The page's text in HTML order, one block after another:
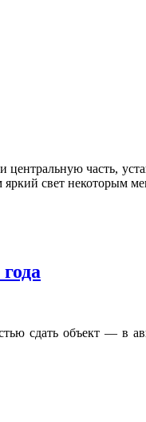
центральную часть,
свет некоторым
сдать объект — в